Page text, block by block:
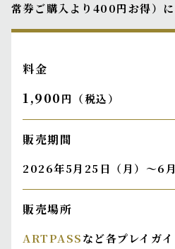
常券ご購入より400円お得）に
料金
1,900円（税込）
販売期間
2026年5月25日（月）～6月
販売場所
ARTPASSなど各プレイガ